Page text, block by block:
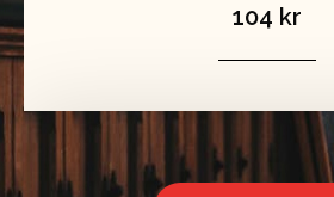
104 kr